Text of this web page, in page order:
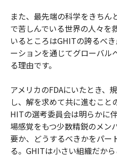
また、最先端の科学をきちん
で苦しんでいる世界の人々を
いるところはGHITの誇るべ
ーションを通じてグローバル
る理由です。
アメリカのFDAにいたとき、
し、解を求めて共に進むこと
HITの選考委員会は明らかに
場感覚をもつ少数精鋭のメン
要か、どうするべきかをパー
る。GHITは小さい組織だか